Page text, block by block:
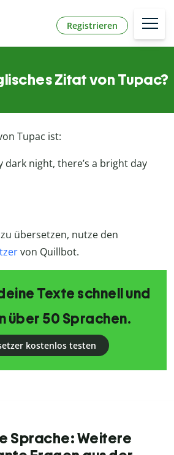
Registrieren
Zitat von Tupac?
Tupac ist:
dark night, there’s a bright day
übersetzen, nutze den
von Quillbot.
Texte schnell und
über 50 Sprachen.
kostenlos testen
Sprache: Weitere